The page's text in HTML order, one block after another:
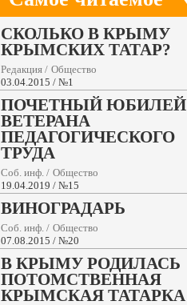
СКОЛЬКО В КРЫМУ
КРЫМСКИХ ТАТАР?
Редакция / Общество
03.04.2015 / №1
ПОЧЕТНЫЙ ЮБИЛЕЙ
ВЕТЕРАНА
ПЕДАГОГИЧЕСКОГО
ТРУДА
Соб. инф. / Общество
19.04.2019 / №15
ВИНОГРАДАРЬ
Соб. инф. / Общество
07.08.2015 / №20
В КРЫМУ РОДИЛАСЬ
ПОТОМСТВЕННАЯ
КРЫМСКАЯ ТАТАРКА